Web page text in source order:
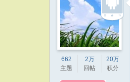
662
主题
2万
回帖
20万
积分